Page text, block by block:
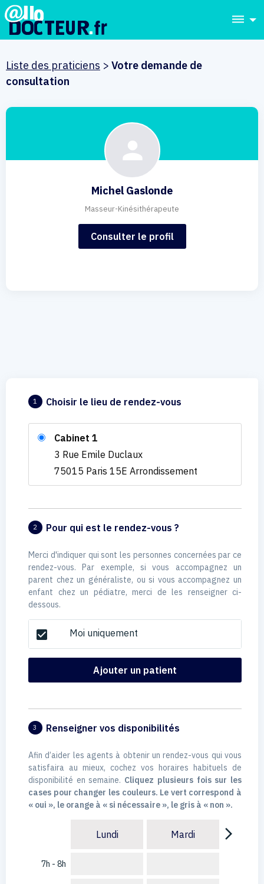
dehaze
Liste des praticiens > Votre demande de
consultation
Michel Gaslonde
Masseur-Kinésithérapeute
Consulter le profil
1 Choisir le lieu de rendez-vous
Cabinet 1
3 Rue Emile Duclaux
75015 Paris 15E Arrondissement
2 Pour qui est le rendez-vous ?
Merci d'indiquer qui sont les personnes concernées par ce
rendez-vous. Par exemple, si vous accompagnez un
parent chez un généraliste, ou si vous accompagnez un
enfant chez un pédiatre, merci de les renseigner ci-
dessous.
check_box Moi uniquement
Ajouter un patient
3 Renseigner vos disponibilités
Afin d’aider les agents à obtenir un rendez-vous qui vous
satisfaira au mieux, cochez vos horaires habituels de
disponibilité en semaine. Cliquez plusieurs fois sur les
cases pour changer les couleurs. Le vert correspond à
« oui », le orange à « si nécessaire », le gris à « non ».
7h - 8h
Lundi Mardi arrow_forward_ios